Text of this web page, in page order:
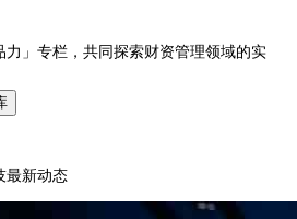
力」专栏，共同探索财资管理领域的实
最新动态